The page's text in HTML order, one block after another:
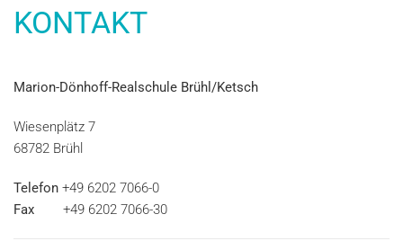
KONTAKT
Marion-Dönhoff-Realschule Brühl/Ketsch
Wiesenplätz 7
68782 Brühl
Telefon +49 6202 7066-0
Fax +49 6202 7066-30